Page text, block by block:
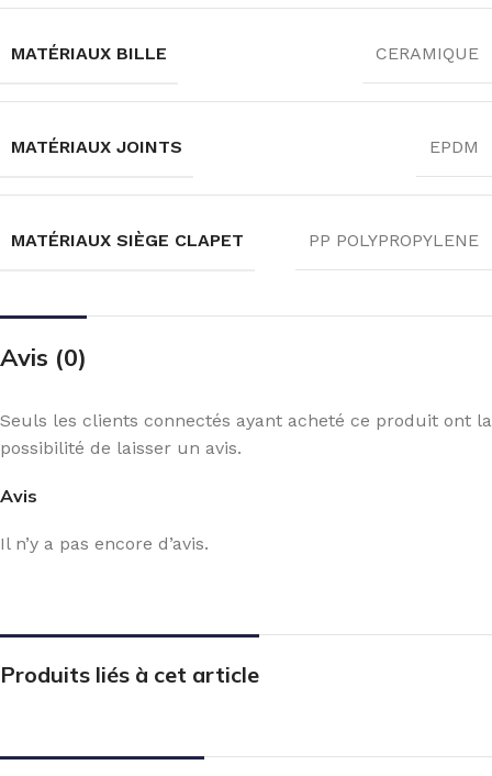
MATÉRIAUX BILLE CERAMIQUE
MATÉRIAUX JOINTS EPDM
MATÉRIAUX SIÈGE CLAPET PP POLYPROPYLENE
Avis (0)
Avis
Il n’y a pas encore d’avis.
Seuls les clients connectés ayant acheté ce produit ont la
possibilité de laisser un avis.
Produits liés à cet article